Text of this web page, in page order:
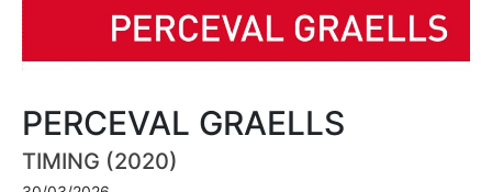
PERCEVAL GRAELLS
TIMING (2020)